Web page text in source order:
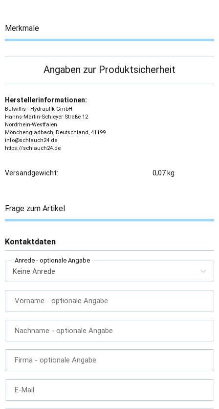
Merkmale
Angaben zur Produktsicherheit
Herstellerinformationen:
Butwillis - Hydraulik GmbH
Hanns-Martin-Schleyer Straße 12
Nordrhein-Westfalen
Mönchengladbach, Deutschland, 41199
info@schlauch24.de
https://schlauch24.de
Versandgewicht: 0,07 kg
Frage zum Artikel
Kontaktdaten
Anrede - optionale Angabe
Vorname - optionale Angabe
Nachname - optionale Angabe
Firma - optionale Angabe
E-Mail